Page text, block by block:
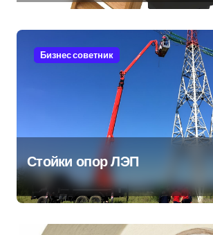
Бизнес советник
Стойки опор ЛЭП